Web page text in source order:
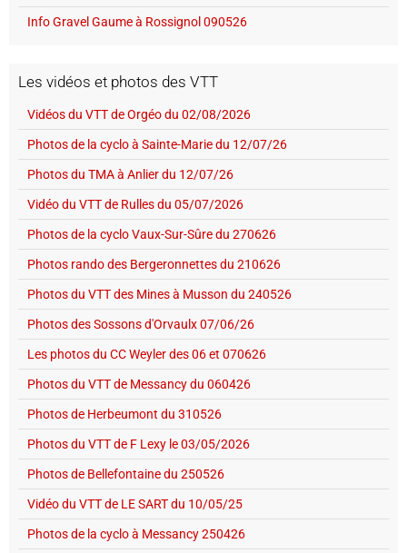
Info Gravel Gaume à Rossignol 090526
Les vidéos et photos des VTT
Vidéos du VTT de Orgéo du 02/08/2026
Photos de la cyclo à Sainte-Marie du 12/07/26
Photos du TMA à Anlier du 12/07/26
Vidéo du VTT de Rulles du 05/07/2026
Photos de la cyclo Vaux-Sur-Sûre du 270626
Photos rando des Bergeronnettes du 210626
Photos du VTT des Mines à Musson du 240526
Photos des Sossons d'Orvaulx 07/06/26
Les photos du CC Weyler des 06 et 070626
Photos du VTT de Messancy du 060426
Photos de Herbeumont du 310526
Photos du VTT de F Lexy le 03/05/2026
Photos de Bellefontaine du 250526
Vidéo du VTT de LE SART du 10/05/25
Photos de la cyclo à Messancy 250426